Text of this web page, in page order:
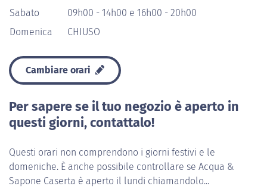
Sabato
09h00 - 14h00 e 16h00 - 20h00
Domenica
CHIUSO
Cambiare orari
Per sapere se il tuo negozio è aperto in
questi giorni, contattalo!
Questi orari non comprendono i giorni festivi e le
domeniche. È anche possibile controllare se Acqua &
Sapone Caserta è aperto il lundi chiamandolo...